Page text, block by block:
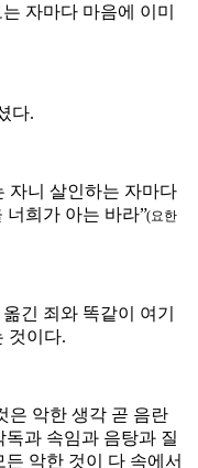
자마다 마음에 이미
다.
자니 살인하는 자마다
너희가 아는 바라”(요한
긴 죄와 똑같이 여기
것이다.
은 악한 생각 곧 음란
독과 속임과 음탕과 질
든 악한 것이 다 속에서